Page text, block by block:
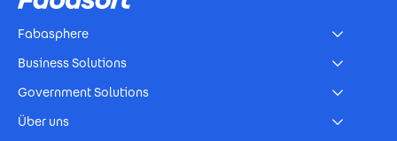
Fabasphere
Business Solutions
Government Solutions
Über uns